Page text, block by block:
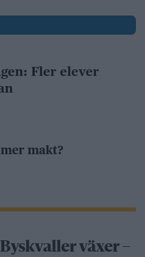
Fler elever
makt?
växer –